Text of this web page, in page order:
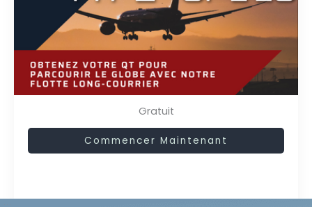
Gratuit
Commencer Maintenant